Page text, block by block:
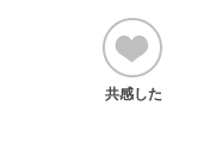
共感した